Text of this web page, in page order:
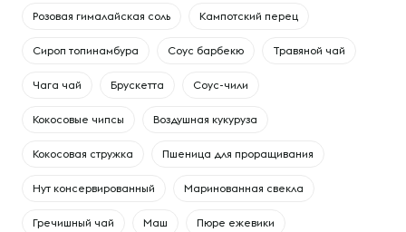
Розовая гималайская соль Кампотский перец
Сироп топинамбура Соус барбекю Травяной чай
Чага чай Брускетта Соус-чили
Кокосовые чипсы Воздушная кукуруза
Кокосовая стружка Пшеница для проращивания
Нут консервированный Маринованная свекла
Гречишный чай Маш Пюре ежевики